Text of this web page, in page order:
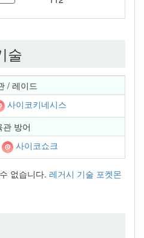
술
/ 레이드
사이코키네시스
관 방어
사이코쇼크
없습니다. 레거시 기술 포켓몬